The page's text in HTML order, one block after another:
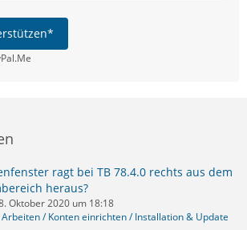
ragt bei TB 78.4.0 rechts aus dem
heraus?
Oktober 2020 um 18:18
/ Konten einrichten / Installation & Update